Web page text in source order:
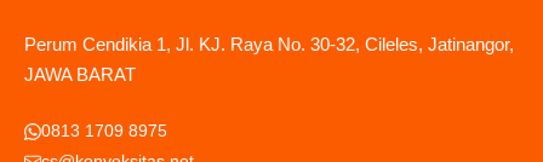
Perum Cendikia 1, Jl. KJ. Raya No. 30-32, Cileles, Jatinangor,
JAWA BARAT
0813 1709 8975